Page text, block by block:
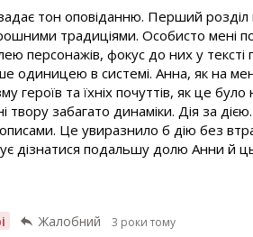
тон оповіданню. Перший
традиціями. Особисто мені
персонажів, фокус до них у
одиницею в системі. Анна, як на
героїв та їхніх почуттів, як це було
забагато динаміки. Дія за
Це увиразнило б дію без
дізнатися подальшу долю Анни й
Жалобний 3 роки тому